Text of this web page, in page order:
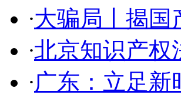
·大骗局丨揭国
·北京知识产权
·广东：立足